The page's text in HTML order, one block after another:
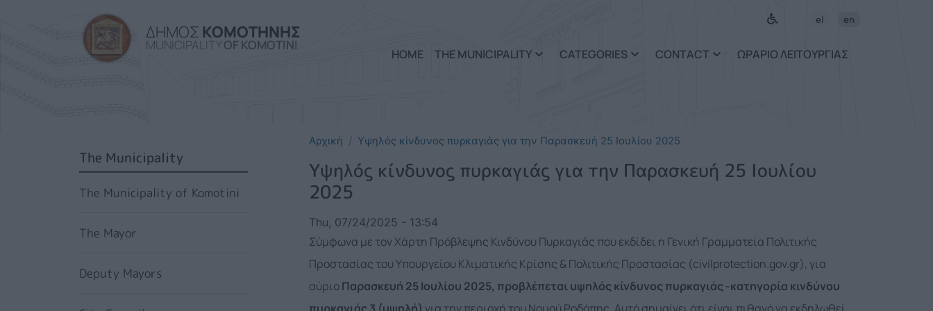
ΔΗΜΟΣ ΚΟΜΟΤΗΝΗΣ
MUNICIPALITYOF KOMOTINI
el en
HOME THE MUNICIPALITY CATEGORIES CONTACT ΩΡΑΡΙΟ ΛΕΙΤΟΥΡΓΙΑΣ
Αρχική Υψηλός κίνδυνος πυρκαγιάς για την Παρασκευή 25 Ιουλίου 2025
Υψηλός κίνδυνος πυρκαγιάς για την Παρασκευή 25 Ιουλίου
2025
Thu, 07/24/2025 - 13:54
Σύμφωνα με τον Χάρτη Πρόβλεψης Κινδύνου Πυρκαγιάς που εκδίδει η Γενική Γραμματεία Πολιτικής
Προστασίας του Υπουργείου Κλιματικής Κρίσης & Πολιτικής Προστασίας (civilprotection.gov.gr), για
αύριοΠαρασκευή 25 Ιουλίου 2025, προβλέπεται υψηλός κίνδυνος πυρκαγιάς -κατηγορία κινδύνου
SIDEBAR MENU
The Municipality
The Municipality of Komotini
The Mayor
Deputy Mayors